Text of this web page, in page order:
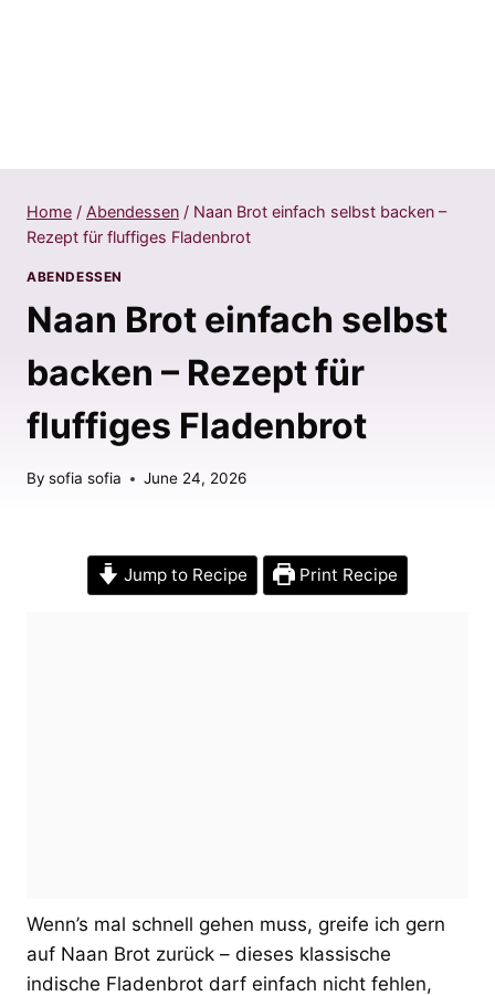
Home / Abendessen / Naan Brot einfach selbst backen –
Rezept für fluffiges Fladenbrot
ABENDESSEN
Naan Brot einfach selbst
backen – Rezept für
fluffiges Fladenbrot
By sofia sofia June 24, 2026
Jump to Recipe Print Recipe
Wenn’s mal schnell gehen muss, greife ich gern
auf Naan Brot zurück – dieses klassische
indische Fladenbrot darf einfach nicht fehlen,